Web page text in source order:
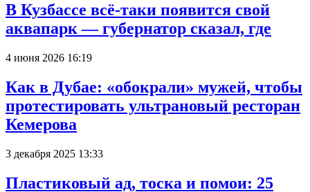
В Кузбассе всё-таки появится свой
аквапарк — губернатор сказал, где
4 июня 2026 16:19
Как в Дубае: «обокрали» мужей, чтобы
протестировать ультрановый ресторан
Кемерова
3 декабря 2025 13:33
Пластиковый ад, тоска и помои: 25